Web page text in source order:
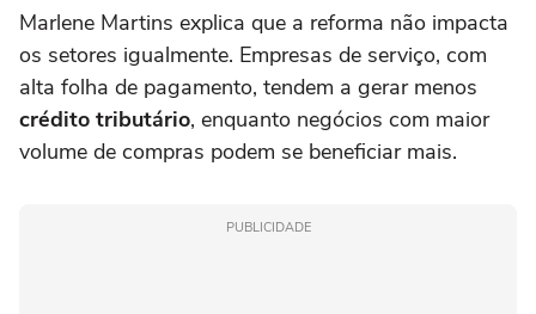
Marlene Martins explica que a reforma não impacta
os setores igualmente. Empresas de serviço, com
alta folha de pagamento, tendem a gerar menos
crédito tributário, enquanto negócios com maior
volume de compras podem se beneficiar mais.
PUBLICIDADE